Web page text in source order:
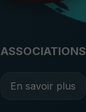
ASSOCIATIONS
En savoir plus